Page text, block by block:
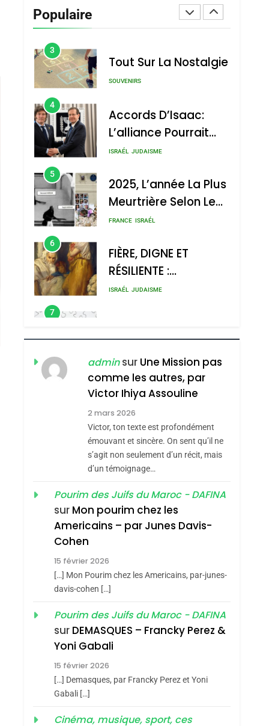
Populaire
Dis Guerre»: La
3
Tout Sur La Nostalgie
SOUVENIRS
4
Accords D’Isaac:
L’alliance Pourrait
S’étendre À 13 Pays
ISRAÉL JUDAISME
5
2025, L’année La Plus
Meurtrière Selon Le
Rapport D’ADL
L’antisémitisme
FRANCE ISRAÉL
6
FIÈRE, DIGNE ET
RÉSILIENTE :
POURQUOI JE
Zrihen-Dvir
ISRAÉL JUDAISME
7
MANQUE – Jacques
Hadida
JUDAISME
Maroc : Les Amandes
De Tafraout, Le Miel
De Tadla Azilal
Consacrés Produits
Du Terroir
DAFINA MAROC
Oeil Ravageur –
Vanessa De Loya
Stauber
CINEMA ISRAÉL
«Tu Dis Génocide, Je
Boy George
3
SOUVENIRS
4
Accords D’Isaac:
S’étendre À 13 Pays
adminsur Une Mission pas
comme les autres, par
Victor Ihiya Assouline
2 mars 2026
Victor, ton texte est profondément
émouvant et sincère. On sent qu’il ne
s’agit non seulement d’un récit, mais
d’un témoignage…
Pourim des Juifs du Maroc - DAFINA
sur Mon pourim chez les
Americains – par Junes Davis-
Cohen
15 février 2026
[…] Mon Pourim chez les Americains, par-junes-
davis-cohen […]
Pourim des Juifs du Maroc - DAFINA
sur DEMASQUES – Francky Perez &
Yoni Gabali
15 février 2026
[…] Demasques, par Francky Perez et Yoni
Gabali […]
Cinéma, musique, sport, ces